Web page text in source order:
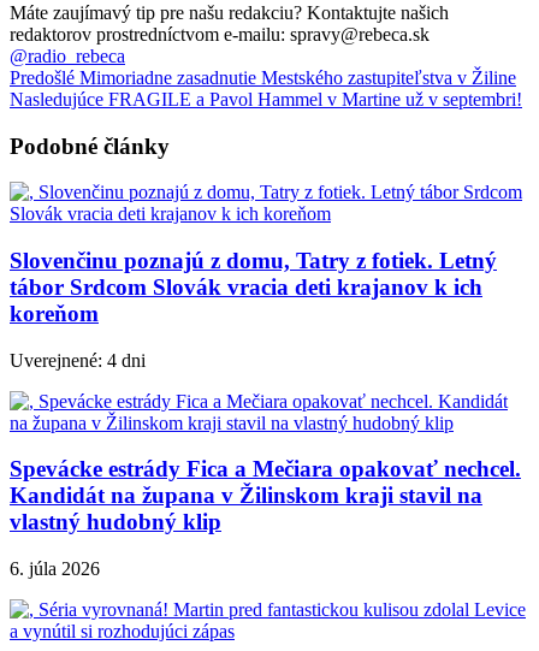
Máte zaujímavý tip pre našu redakciu? Kontaktujte našich
redaktorov prostredníctvom e-mailu: spravy@rebeca.sk
@radio_rebeca
Predošlé Mimoriadne zasadnutie Mestského zastupiteľstva v Žiline
Nasledujúce FRAGILE a Pavol Hammel v Martine už v septembri!
Podobné články
Slovenčinu poznajú z domu, Tatry z fotiek. Letný
tábor Srdcom Slovák vracia deti krajanov k ich
koreňom
Uverejnené: 4 dni
Spevácke estrády Fica a Mečiara opakovať nechcel.
Kandidát na župana v Žilinskom kraji stavil na
vlastný hudobný klip
6. júla 2026